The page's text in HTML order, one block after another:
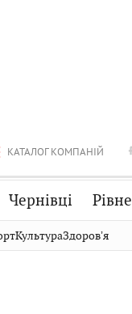
КАТАЛОГ КОМПАНІЙ
Чернівці Рівне
Словко
КультураЗдоровʼя